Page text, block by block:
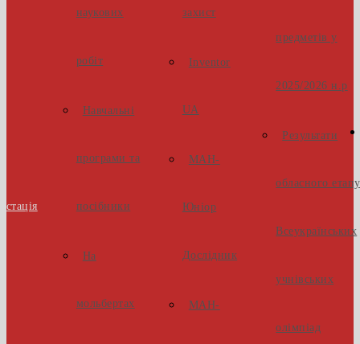
наукових
робіт
Навчальні
програми та
посібники
На
мольбертах
захист
Inventor
UA
МАН-
Юніор
Дослідник
МАН-
предметів у
2025/2026 н.р
Результати
обласного етапу
Всеукраїнських
учнівських
олімпіад